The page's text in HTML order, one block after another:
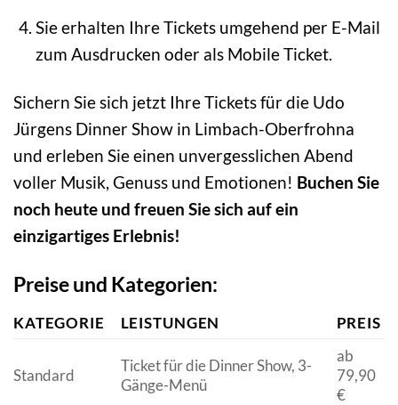
Sie erhalten Ihre Tickets umgehend per E-Mail
zum Ausdrucken oder als Mobile Ticket.
Sichern Sie sich jetzt Ihre Tickets für die Udo
Jürgens Dinner Show in Limbach-Oberfrohna
und erleben Sie einen unvergesslichen Abend
voller Musik, Genuss und Emotionen! Buchen Sie
noch heute und freuen Sie sich auf ein
einzigartiges Erlebnis!
Preise und Kategorien:
KATEGORIE LEISTUNGEN PREIS
Standard
Ticket für die Dinner Show, 3-
Gänge-Menü
ab
79,90
€